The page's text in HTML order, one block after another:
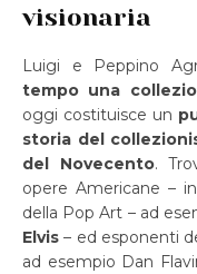
visionaria
Luigi e Peppino
tempo una
oggi costituisce un
storia del
del Novecento.
opere Americane –
della Pop Art – ad
Elvis – ed esponenti
ad esempio Dan